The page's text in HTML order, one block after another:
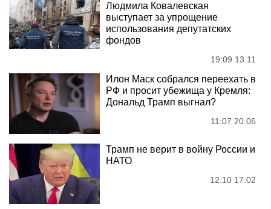
Людмила Ковалевская
выступает за упрощение
использования депутатских
фондов
19:09 13.11
Илон Маск собрался переехать в
РФ и просит убежища у Кремля:
Дональд Трамп выгнал?
11:07 20.06
Трамп не верит в войну России и
НАТО
12:10 17.02